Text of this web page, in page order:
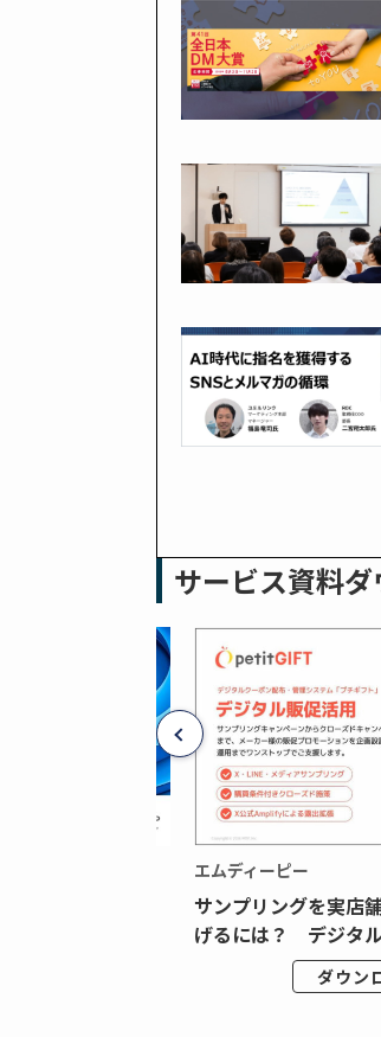
サービス資料
エムディーピー
サンプリングを実店
げるには？ デジタ
ダウン